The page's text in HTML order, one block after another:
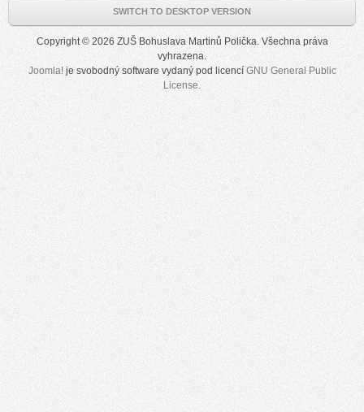
SWITCH TO DESKTOP VERSION
Copyright © 2026 ZUŠ Bohuslava Martinů Polička. Všechna práva
vyhrazena.
Joomla!je svobodný software vydaný pod licencí GNU General Public
License.